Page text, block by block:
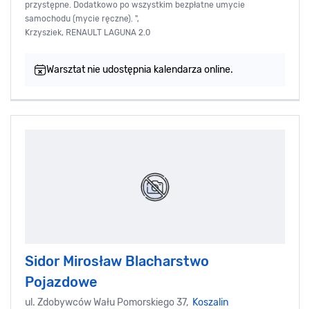
przystępne. Dodatkowo po wszystkim bezpłatne umycie
samochodu (mycie ręczne). ",
Krzysziek, RENAULT LAGUNA 2.0
Warsztat nie udostępnia kalendarza online.
Sidor Mirosław Blacharstwo
Pojazdowe
ul. Zdobywców Wału Pomorskiego 37, Koszalin